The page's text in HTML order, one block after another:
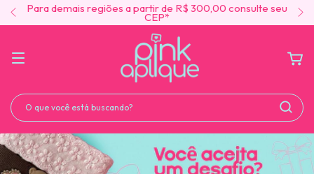
Para demais regiões a partir de R$ 300,00 consulte seu
CEP*